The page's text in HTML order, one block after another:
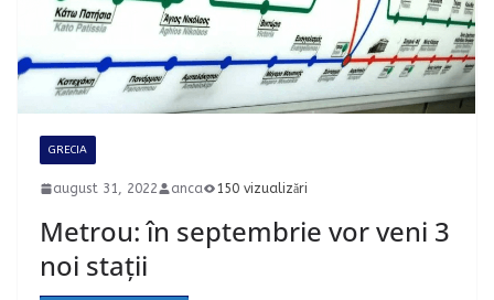
GRECIA
august 31, 2022 anca 150 vizualizări
Metrou: în septembrie vor veni 3
noi stații